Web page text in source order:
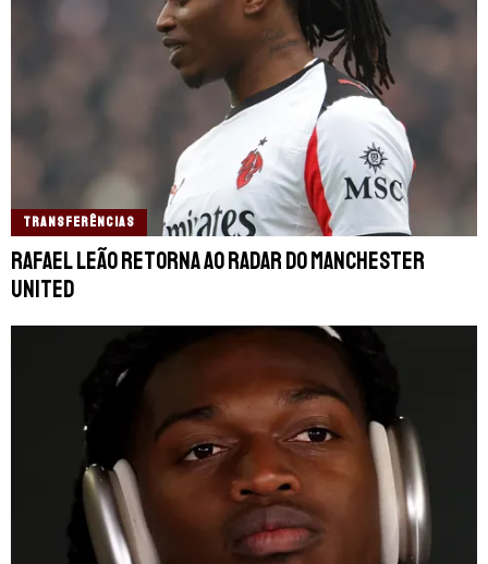
TRANSFERÊNCIAS
Rafael Leão retorna ao radar do Manchester
United